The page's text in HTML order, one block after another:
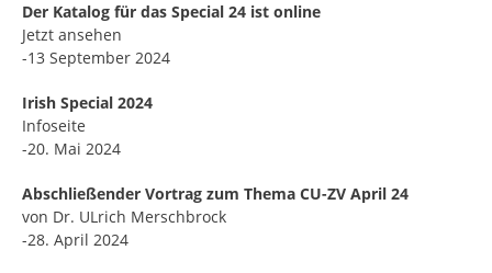
Der Katalog für das Special 24 ist online
Jetzt ansehen
-13 September 2024
Irish Special 2024
Infoseite
-20. Mai 2024
Abschließender Vortrag zum Thema CU-ZV April 24
von Dr. ULrich Merschbrock
-28. April 2024